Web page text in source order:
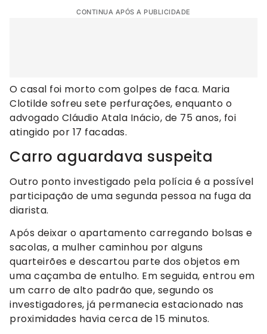
CONTINUA APÓS A PUBLICIDADE
O casal foi morto com golpes de faca. Maria
Clotilde sofreu sete perfurações, enquanto o
advogado Cláudio Atala Inácio, de 75 anos, foi
atingido por 17 facadas.
Carro aguardava suspeita
Outro ponto investigado pela polícia é a possível
participação de uma segunda pessoa na fuga da
diarista.
Após deixar o apartamento carregando bolsas e
sacolas, a mulher caminhou por alguns
quarteirões e descartou parte dos objetos em
uma caçamba de entulho. Em seguida, entrou em
um carro de alto padrão que, segundo os
investigadores, já permanecia estacionado nas
proximidades havia cerca de 15 minutos.